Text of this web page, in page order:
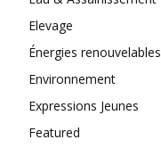
Elevage
Énergies renouvelables
Environnement
Expressions Jeunes
Featured